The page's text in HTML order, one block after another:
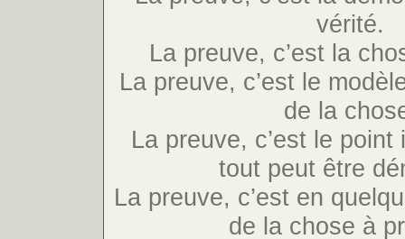
vérité.
La preuve, c’est la
La preuve, c’est le
de la
La preuve, c’est le point
tout peut être
La preuve, c’est en
de la chose à